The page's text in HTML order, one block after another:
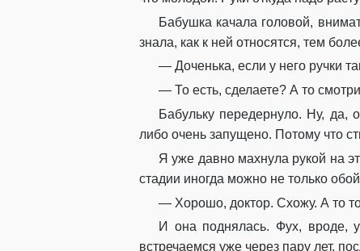
Бабушка качала головой,
знала, как к ней относятся, тем
— Доченька, если у него ручки
— То есть, сделаете? А то
Бабульку передернуло. Ну, да,
либо очень запущено. Потому что
Я уже давно махнула рукой на
стадии иногда можно не только
— Хорошо, доктор. Схожу. А то
И она поднялась. Фух, вроде,
встречаемся уже через пару лет,